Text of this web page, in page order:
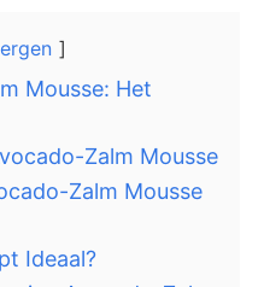
Mousse: Het
Zalm Mousse
Zalm Mousse
Ideaal?